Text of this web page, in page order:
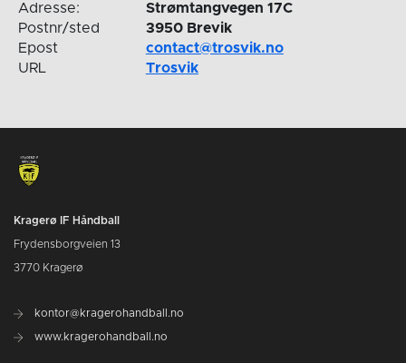
Adresse:
Strømtangvegen 17C
Postnr/sted
3950 Brevik
Epost
contact@trosvik.no
URL
Trosvik
Kragerø IF Håndball
Frydensborgveien 13
3770 Kragerø
kontor@kragerohandball.no
www.kragerohandball.no